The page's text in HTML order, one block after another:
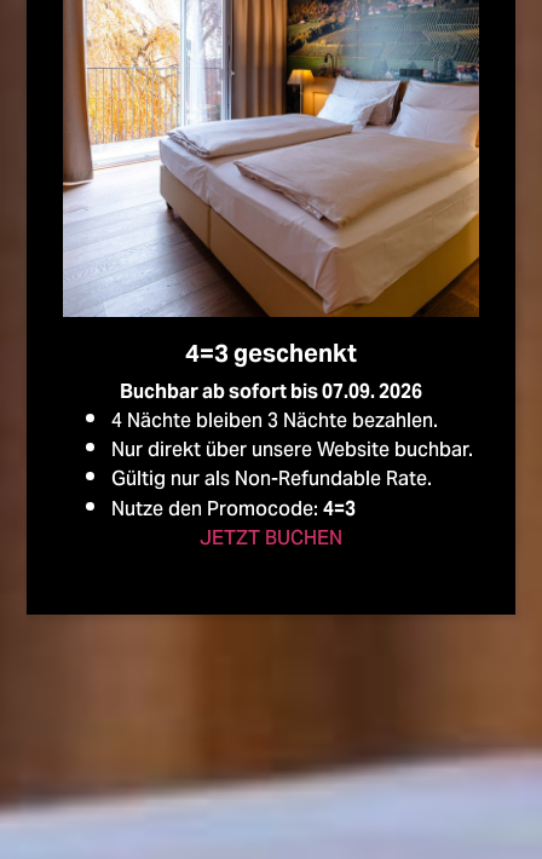
4=3 geschenkt
Buchbar ab sofort bis 07.09. 2026
4 Nächte bleiben 3 Nächte bezahlen.
Nur direkt über unsere Website buchbar.
Gültig nur als Non-Refundable Rate.
Nutze den Promocode:4=3
JETZT BUCHEN